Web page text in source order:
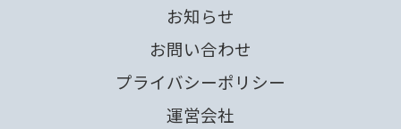
お知らせ
お問い合わせ
プライバシーポリシー
運営会社